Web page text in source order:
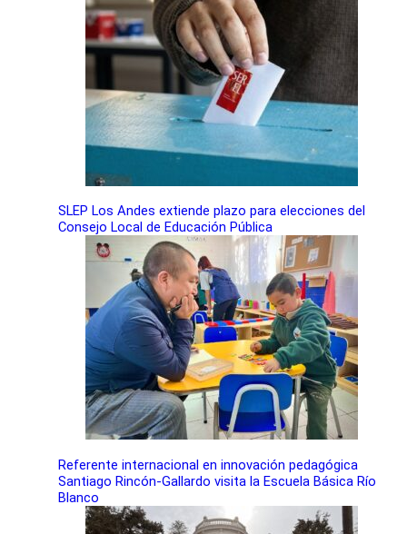
SLEP Los Andes extiende plazo para elecciones del
Consejo Local de Educación Pública
Referente internacional en innovación pedagógica
Santiago Rincón-Gallardo visita la Escuela Básica Río
Blanco